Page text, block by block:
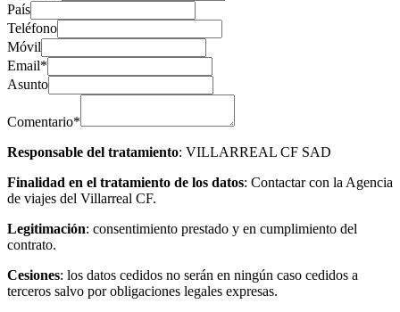
País
Teléfono
Móvil
Email*
Asunto
Comentario*
Responsable del tratamiento: VILLARREAL CF SAD
Finalidad en el tratamiento de los datos: Contactar con la Agencia
de viajes del Villarreal CF.
Legitimación: consentimiento prestado y en cumplimiento del
contrato.
Cesiones: los datos cedidos no serán en ningún caso cedidos a
terceros salvo por obligaciones legales expresas.